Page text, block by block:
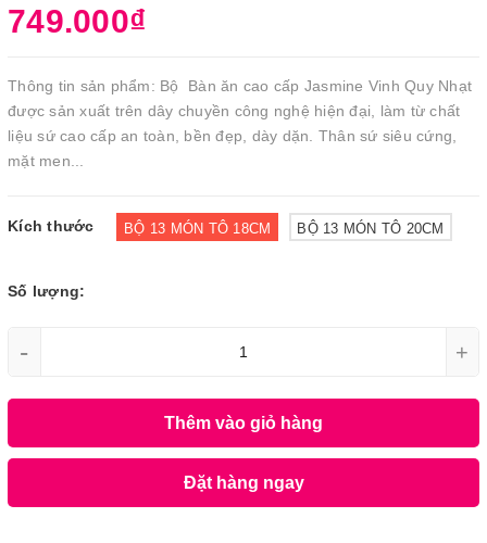
749.000₫
Thông tin sản phẩm: Bộ Bàn ăn cao cấp Jasmine Vinh Quy Nhạt
được sản xuất trên dây chuyền công nghệ hiện đại, làm từ chất
liệu sứ cao cấp an toàn, bền đẹp, dày dặn. Thân sứ siêu cứng,
mặt men...
Kích thước BỘ 13 MÓN TÔ 18CM BỘ 13 MÓN TÔ 20CM
Số lượng:
- +
Thêm vào giỏ hàng
Đặt hàng ngay